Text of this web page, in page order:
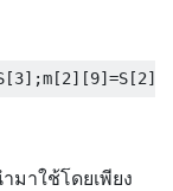
มาใช้โดยเพียง